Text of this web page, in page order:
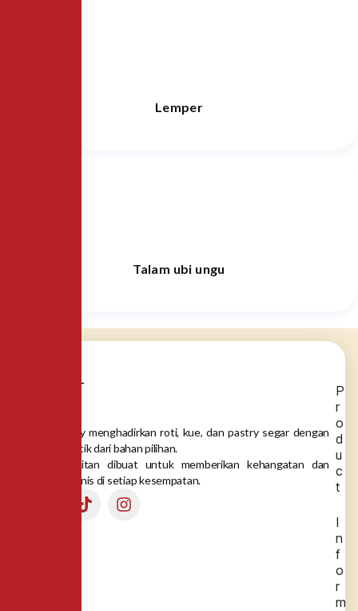
Lemper
Talam ubi ungu
Dea Bakery menghadirkan roti, kue, dan pastry segar dengan
rasa autentik dari bahan pilihan.
Setiap gigitan dibuat untuk memberikan kehangatan dan
momen manis di setiap kesempatan.
P
r
o
d
u
c
t
I
n
f
o
r
m